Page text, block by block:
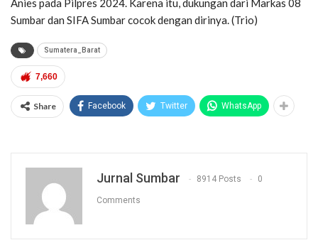
Anies pada Pilpres 2024. Karena itu, dukungan dari Markas 08
Sumbar dan SIFA Sumbar cocok dengan dirinya. (Trio)
Sumatera_Barat
7,660
Share Facebook Twitter WhatsApp
Jurnal Sumbar 8914 Posts 0
Comments